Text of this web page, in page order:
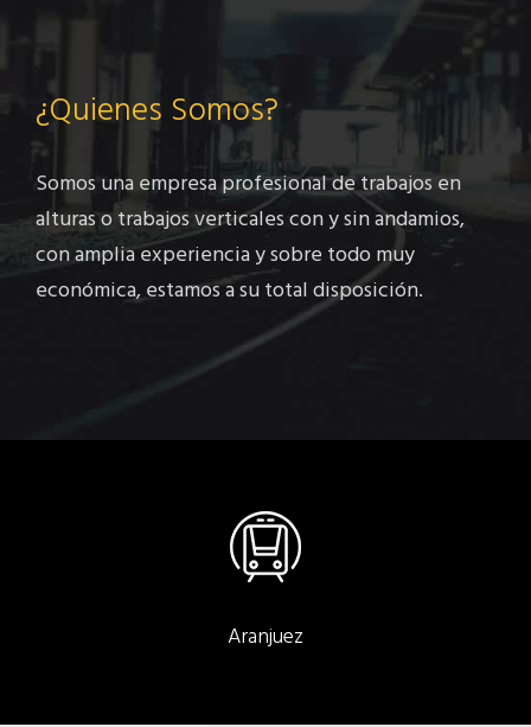
¿Quienes Somos?
Somos una empresa profesional de trabajos en
alturas o trabajos verticales con y sin andamios,
con amplia experiencia y sobre todo muy
económica, estamos a su total disposición.
Aranjuez